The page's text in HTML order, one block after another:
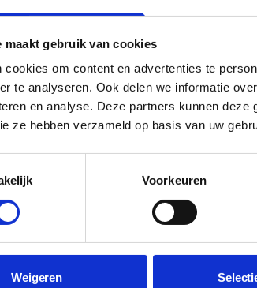
maakt gebruik van cookies
cookies om content en advertenties te
te analyseren. Ook delen we informatie
en analyse. Deze partners kunnen
ze hebben verzameld op basis van uw
Voorkeuren
Weigeren
dat je e-mail als spam wordt
het?
zoals blog.jouwsite.nl. Gebruik het voor
door van een oude URL naar een